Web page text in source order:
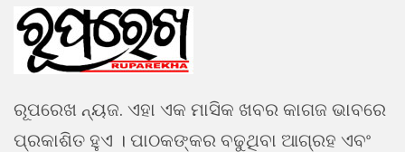
ରୂପରେଖ ନ୍ୟଜ. ଏହା ଏକ ମାସିକ ଖବର କାଗଜ ଭାବରେ
ପ୍ରକାଶିତ ହୁଏ । ପାଠକଙ୍କର ବଢୁଥିବା ଆଗ୍ରହ ଏବଂ